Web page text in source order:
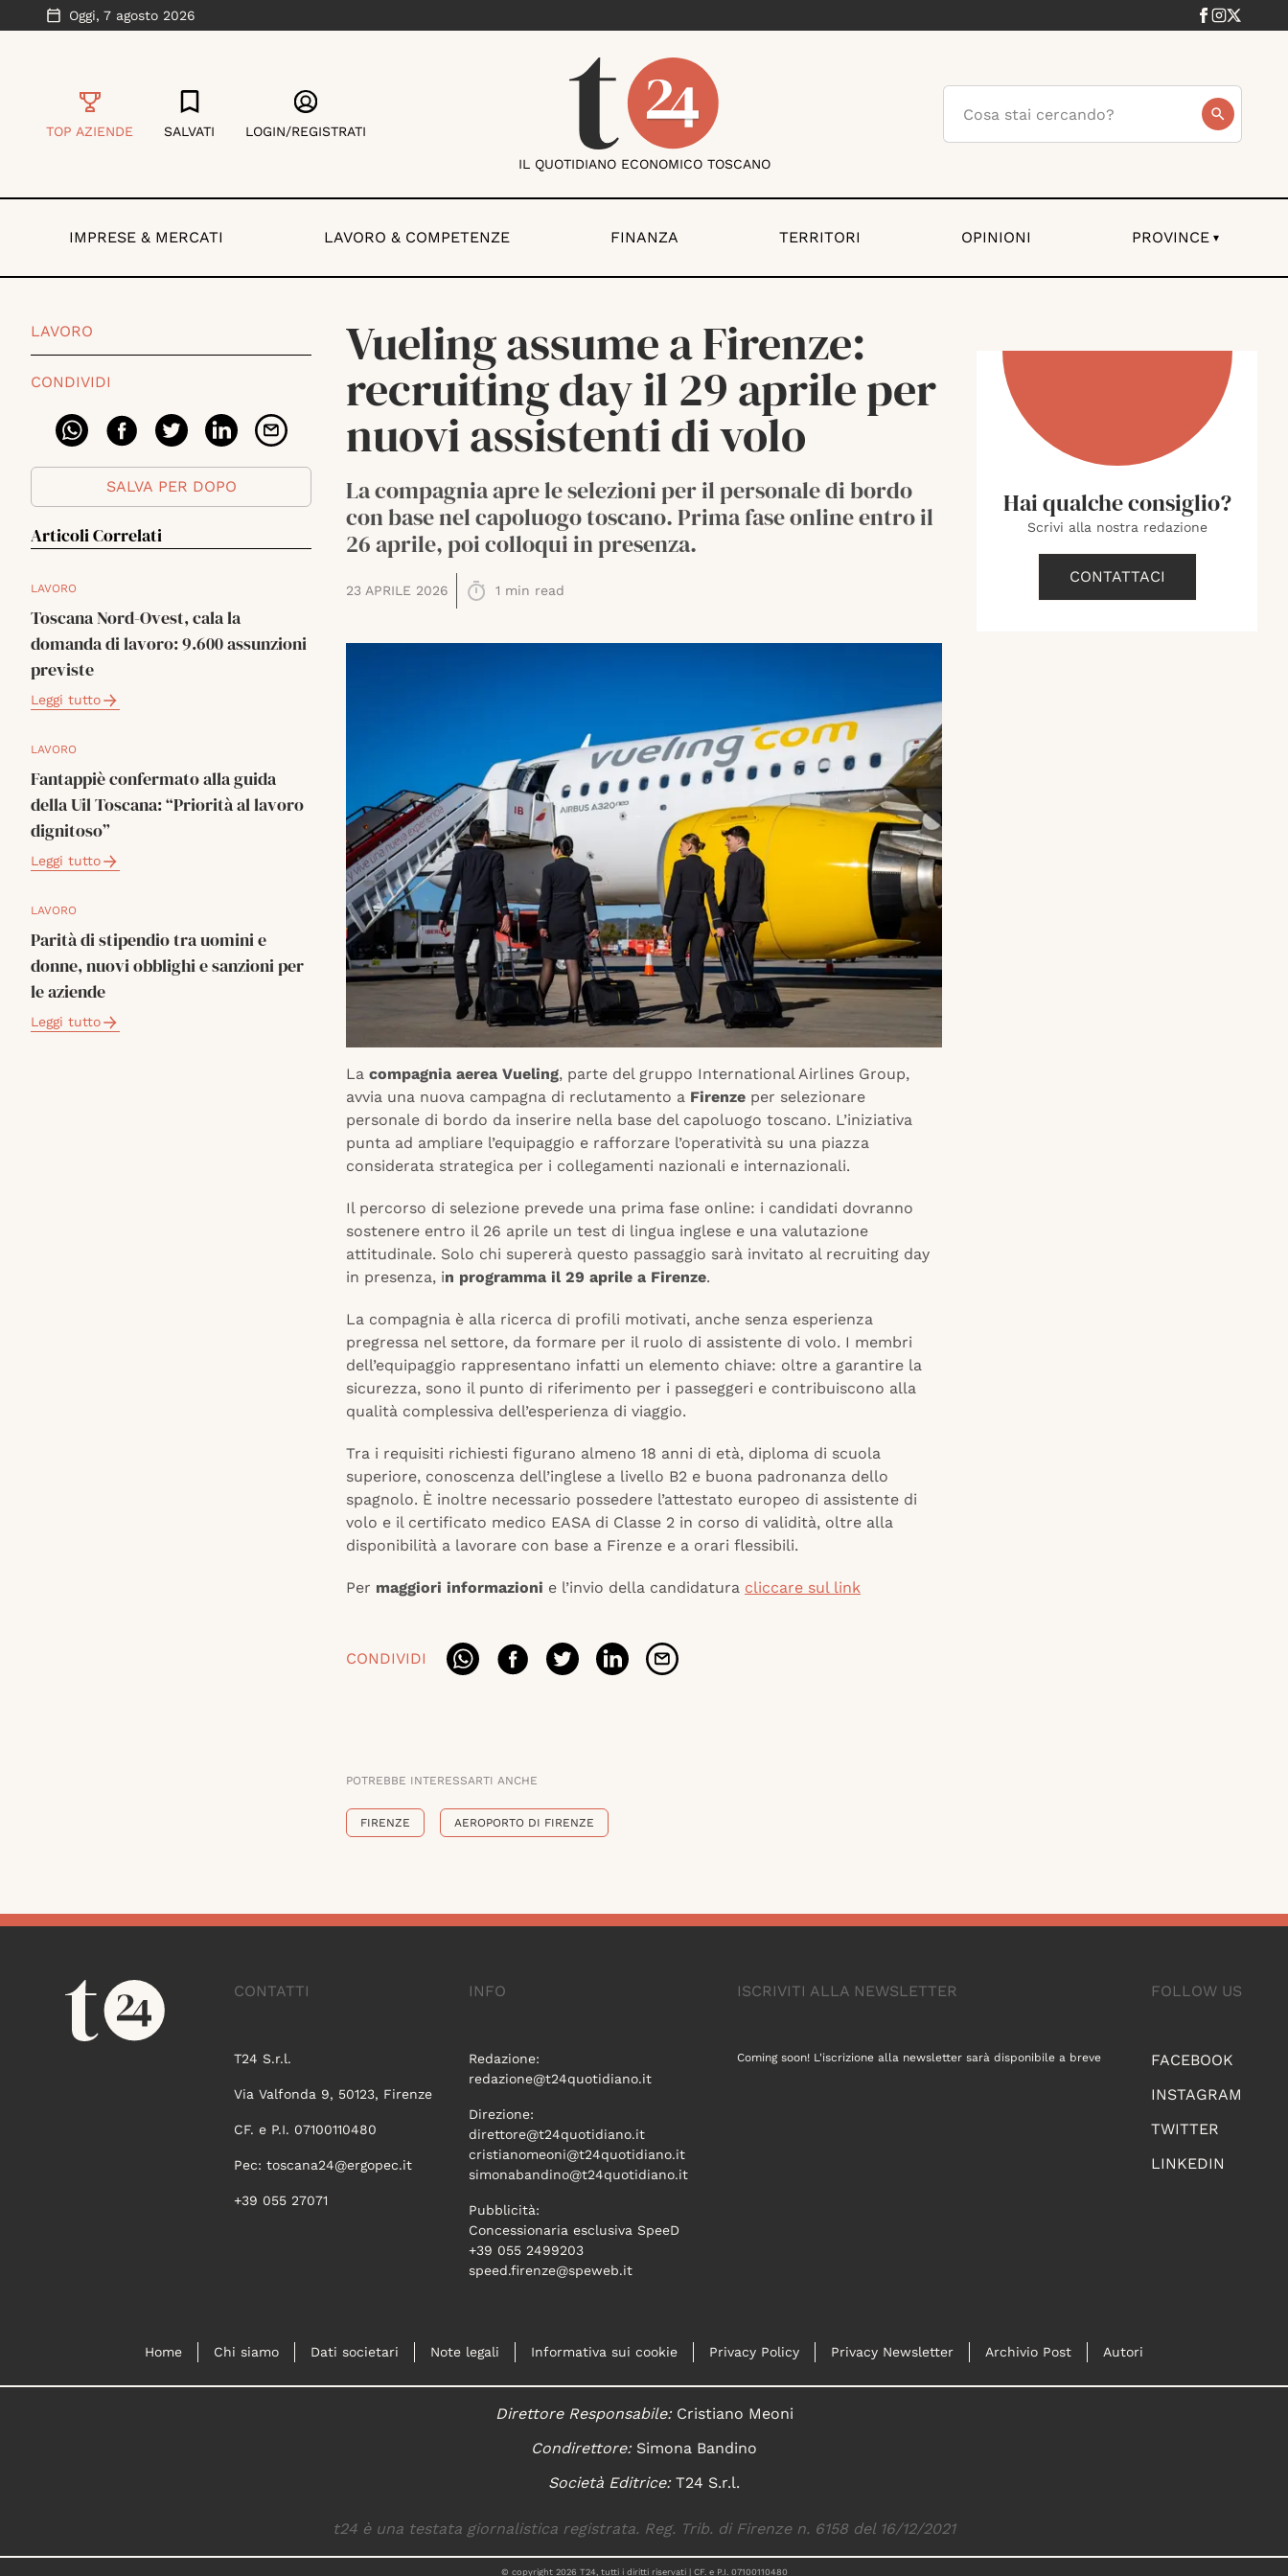
Oggi, 7 agosto 2026
TOP AZIENDE SALVATI LOGIN/REGISTRATI
IL QUOTIDIANO ECONOMICO TOSCANO
IMPRESE & MERCATI LAVORO & COMPETENZE FINANZA TERRITORI OPINIONI PROVINCE ▾
LAVORO
CONDIVIDI
SALVA PER DOPO
Articoli Correlati
LAVORO
Toscana Nord-Ovest, cala la
domanda di lavoro: 9.600 assunzioni
previste
Leggi tutto
LAVORO
Fantappiè confermato alla guida
della Uil Toscana: “Priorità al lavoro
dignitoso”
Leggi tutto
LAVORO
Parità di stipendio tra uomini e
donne, nuovi obblighi e sanzioni per
le aziende
Leggi tutto
Vueling assume a Firenze:
recruiting day il 29 aprile per
nuovi assistenti di volo
La compagnia apre le selezioni per il personale di bordo
con base nel capoluogo toscano. Prima fase online entro il
26 aprile, poi colloqui in presenza.
23 APRILE 2026 1 min read
La compagnia aerea Vueling, parte del gruppo International Airlines Group,
avvia una nuova campagna di reclutamento a Firenze per selezionare
personale di bordo da inserire nella base del capoluogo toscano. L’iniziativa
punta ad ampliare l’equipaggio e rafforzare l’operatività su una piazza
considerata strategica per i collegamenti nazionali e internazionali.
Il percorso di selezione prevede una prima fase online: i candidati dovranno
sostenere entro il 26 aprile un test di lingua inglese e una valutazione
attitudinale. Solo chi supererà questo passaggio sarà invitato al recruiting day
in presenza, in programma il 29 aprile a Firenze.
La compagnia è alla ricerca di profili motivati, anche senza esperienza
pregressa nel settore, da formare per il ruolo di assistente di volo. I membri
dell’equipaggio rappresentano infatti un elemento chiave: oltre a garantire la
sicurezza, sono il punto di riferimento per i passeggeri e contribuiscono alla
qualità complessiva dell’esperienza di viaggio.
Tra i requisiti richiesti figurano almeno 18 anni di età, diploma di scuola
superiore, conoscenza dell’inglese a livello B2 e buona padronanza dello
spagnolo. È inoltre necessario possedere l’attestato europeo di assistente di
volo e il certificato medico EASA di Classe 2 in corso di validità, oltre alla
disponibilità a lavorare con base a Firenze e a orari flessibili.
Per maggiori informazioni e l’invio della candidatura cliccare sul link
CONDIVIDI
POTREBBE INTERESSARTI ANCHE
FIRENZE AEROPORTO DI FIRENZE
Hai qualche consiglio?
Scrivi alla nostra redazione
CONTATTACI
CONTATTI
T24 S.r.l.
Via Valfonda 9, 50123, Firenze
CF. e P.I. 07100110480
Pec: toscana24@ergopec.it
+39 055 27071
INFO
Redazione:
redazione@t24quotidiano.it
Direzione:
direttore@t24quotidiano.it
cristianomeoni@t24quotidiano.it
simonabandino@t24quotidiano.it
Pubblicità:
Concessionaria esclusiva SpeeD
+39 055 2499203
speed.firenze@speweb.it
FOLLOW US
FACEBOOK
INSTAGRAM
TWITTER
LINKEDIN
ISCRIVITI ALLA NEWSLETTER
Coming soon! L'iscrizione alla newsletter sarà disponibile a breve
Home Chi siamo Dati societari Note legali Informativa sui cookie Privacy Policy Privacy Newsletter Archivio Post Autori
Direttore Responsabile:Cristiano Meoni
Condirettore:Simona Bandino
Società Editrice:T24 S.r.l.
t24 è una testata giornalistica registrata. Reg. Trib. di Firenze n. 6158 del 16/12/2021
© copyright 2026 T24, tutti i diritti riservati | CF. e P.I. 07100110480